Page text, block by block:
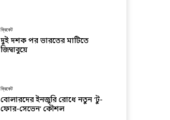
ক্রিকেট
দুই দশক পর ভারতের মাটিতে
জিম্বাবুয়ে
ক্রিকেট
বোলারদের ইনজুরি রোধে নতুন ‘টু-
ফোর-সেভেন’ কৌশল